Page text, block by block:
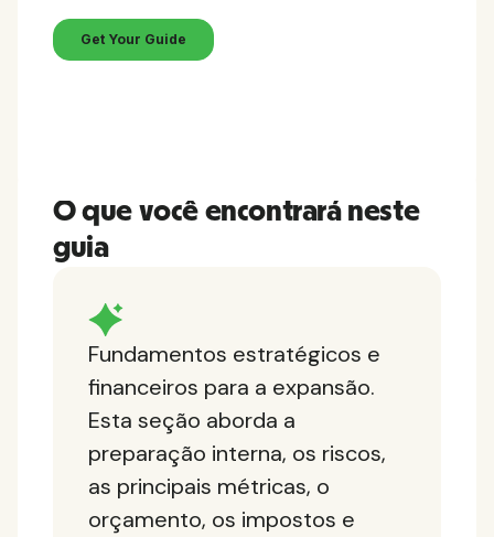
O que você encontrará neste
guia
Fundamentos estratégicos e
financeiros para a expansão.
Esta seção aborda a
preparação interna, os riscos,
as principais métricas, o
orçamento, os impostos e